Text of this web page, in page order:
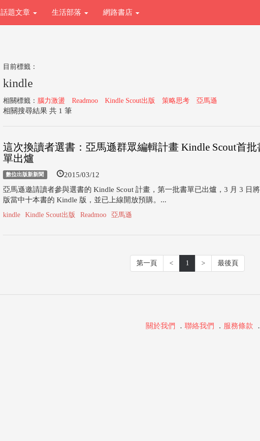
話題文章 生活部落 網路書店
目前標籤：
kindle
相關標籤： 腦力激盪 Readmoo Kindle Scout出版 策略思考 亞馬遜
相關搜尋結果 共 1 筆
這次換讀者選書：亞馬遜群眾編輯計畫 Kindle Scout首批
單出爐
數位出版新新聞 2015/03/12
亞馬遜邀請讀者參與選書的 Kindle Scout 計畫，第一批書單已出爐，3 月 3 日
版當中十本書的 Kindle 版，並已上線開放預購。...
kindle Kindle Scout出版 Readmoo 亞馬遜
第一頁 < 1 > 最後頁
關於我們 ． 聯絡我們 ． 服務條款 ．